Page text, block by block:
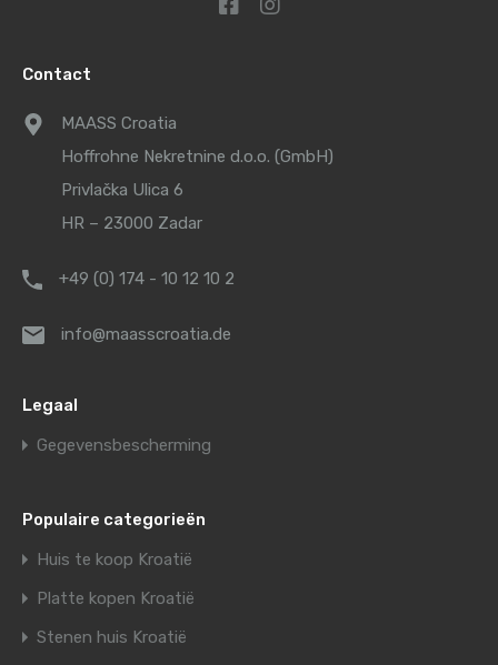
Contact
MAASS Croatia
Hoffrohne Nekretnine d.o.o. (GmbH)
Privlačka Ulica 6
HR – 23000 Zadar
+49 (0) 174 - 10 12 10 2
info@maasscroatia.de
Legaal
Gegevensbescherming
Populaire categorieën
Huis te koop Kroatië
Platte kopen Kroatië
Stenen huis Kroatië